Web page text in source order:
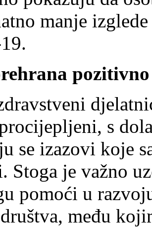
manje
s
se izazovi koje
Stoga je važno
pomoći u
među